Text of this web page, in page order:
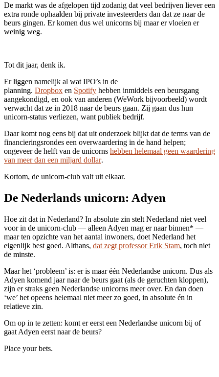
De markt was de afgelopen tijd zodanig dat veel bedrijven liever een
extra ronde ophaalden bij private investeerders dan dat ze naar de
beurs gingen. Er komen dus wel unicorns bij maar er vloeien er
weinig weg.
Tot dit jaar, denk ik.
Er liggen namelijk al wat IPO’s in de
planning. Dropbox en Spotify hebben inmiddels een beursgang
aangekondigd, en ook van anderen (WeWork bijvoorbeeld) wordt
verwacht dat ze in 2018 naar de beurs gaan. Zij gaan dus hun
unicorn-status verliezen, want publiek bedrijf.
Daar komt nog eens bij dat uit onderzoek blijkt dat de terms van de
financieringsrondes een overwaardering in de hand helpen;
ongeveer de helft van de unicorns hebben helemaal geen waardering
van meer dan een miljard dollar.
Kortom, de unicorn-club valt uit elkaar.
De Nederlands unicorn: Adyen
Hoe zit dat in Nederland? In absolute zin stelt Nederland niet veel
voor in de unicorn-club — alleen Adyen mag er naar binnen* —
maar ten opzichte van het aantal inwoners, doet Nederland het
eigenlijk best goed. Althans, dat zegt professor Erik Stam, toch niet
de minste.
Maar het ‘probleem’ is: er is maar één Nederlandse unicorn. Dus als
Adyen komend jaar naar de beurs gaat (als de geruchten kloppen),
zijn er straks geen Nederlandse unicorns meer over. En dan doen
‘we’ het opeens helemaal niet meer zo goed, in absolute én in
relatieve zin.
Om op in te zetten: komt er eerst een Nederlandse unicorn bij of
gaat Adyen eerst naar de beurs?
Place your bets.